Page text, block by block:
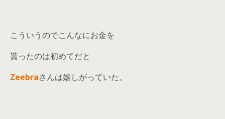
こういうのでこんなにお金を
貰ったのは初めてだと
Zeebraさんは嬉しがっていた。